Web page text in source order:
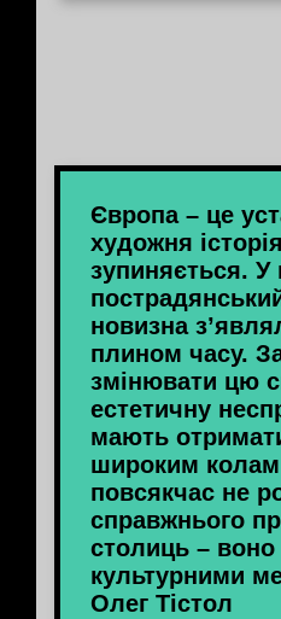
Європа – це
художня
зупиняється. У
новизна
плином часу.
змінювати цю
естетичну
мають
широким
повсякчас не
справжнього
столиць – воно
культурними
Олег Тістол